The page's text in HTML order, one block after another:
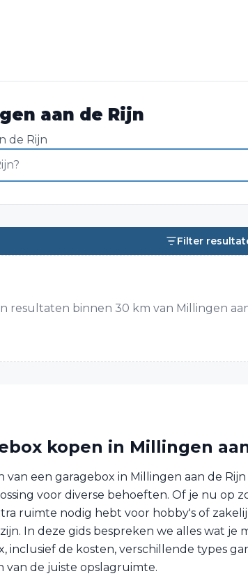
aan de Rijn
de Rijn
Filter
resultaten binnen 30 km van Millingen
kopen in Millingen
van een garagebox in Millingen aan de
voor diverse behoeften. Of je nu op
ruimte nodig hebt voor hobby's of
In deze gids bespreken we alles wat
inclusief de kosten, verschillende types
van de juiste opslagruimte.